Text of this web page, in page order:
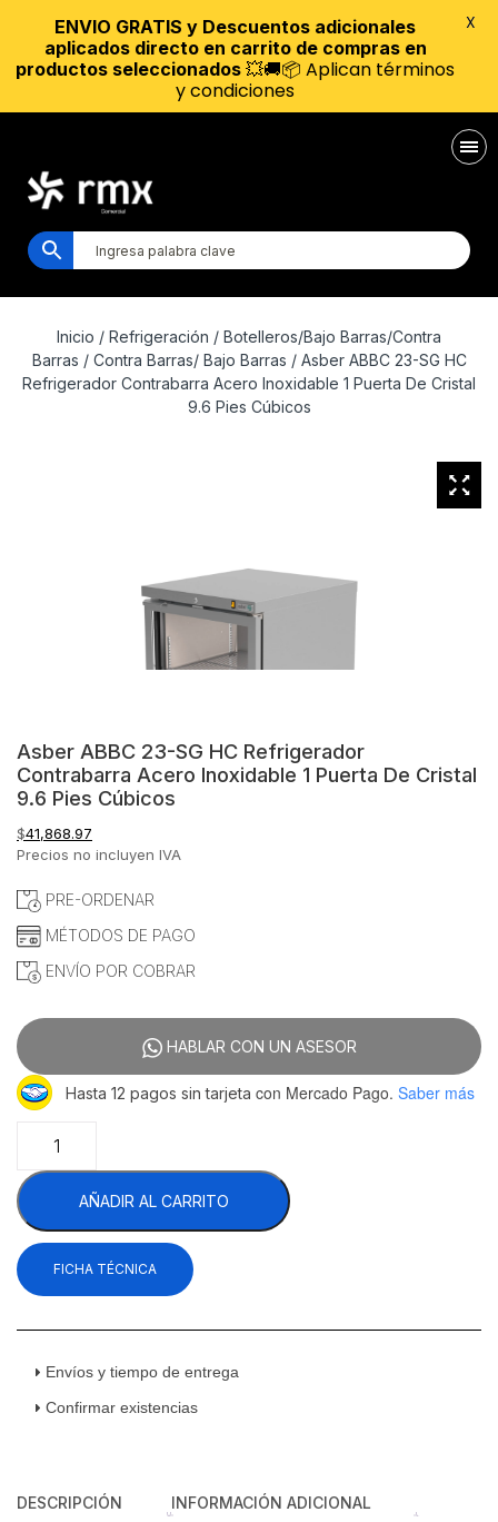
Inicio / Refrigeración / Botelleros/Bajo Barras/Contra
Barras / Contra Barras/ Bajo Barras / Asber ABBC 23-SG HC
Refrigerador Contrabarra Acero Inoxidable 1 Puerta De Cristal
9.6 Pies Cúbicos
Asber ABBC 23-SG HC Refrigerador
Contrabarra Acero Inoxidable 1 Puerta De Cristal
9.6 Pies Cúbicos
$41,868.97
Precios no incluyen IVA
PRE-ORDENAR
MÉTODOS DE PAGO
ENVÍO POR COBRAR
HABLAR CON UN ASESOR
Hasta 12 pagos sin tarjeta con Mercado Pago. Saber más
23-
SG
HC
Refrigerador
Contrabarra
Acero
Puerta
Cristal
cantidad
AÑADIR AL CARRITO
FICHA TÉCNICA
Envíos y tiempo de entrega
Confirmar existencias
DESCRIPCIÓN INFORMACIÓN ADICIONAL
ENVIO GRATIS y Descuentos adicionales
aplicados directo en carrito de compras en
productos seleccionados 💥🚚📦 Aplican términos
y condiciones
X